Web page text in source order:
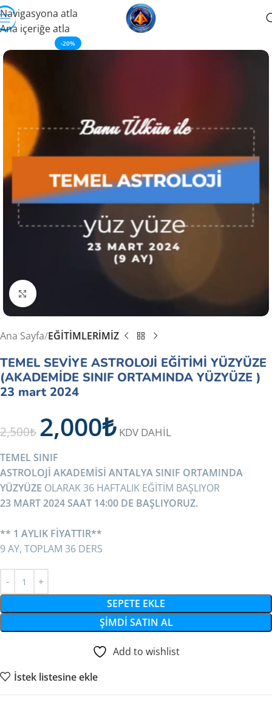
Navigasyona atla
Ana içeriğe atla
-20%
Büyütmek için tıklayın
Ana Sayfa EĞİTİMLERİMİZ
TEMEL SEVİYE ASTROLOJİ EĞİTİMİ YÜZYÜZE
(AKADEMİDE SINIF ORTAMINDA YÜZYÜZE )
23 mart 2024
2,500₺ 2,000₺ KDV DAHİL
TEMEL SINIF
ASTROLOJİ AKADEMİSİ ANTALYA SINIF ORTAMINDA
YÜZYÜZE OLARAK 36 HAFTALIK EĞİTİM BAŞLIYOR
23 MART 2024 SAAT 14:00 DE BAŞLIYORUZ.
** 1 AYLIK FİYATTIR**
9 AY, TOPLAM 36 DERS
SEPETE EKLE
ŞIMDI SATIN AL
Add to wishlist
İstek listesine ekle